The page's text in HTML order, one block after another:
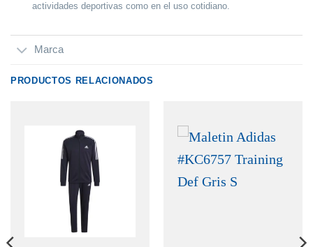
actividades deportivas como en el uso cotidiano.
Marca
PRODUCTOS RELACIONADOS